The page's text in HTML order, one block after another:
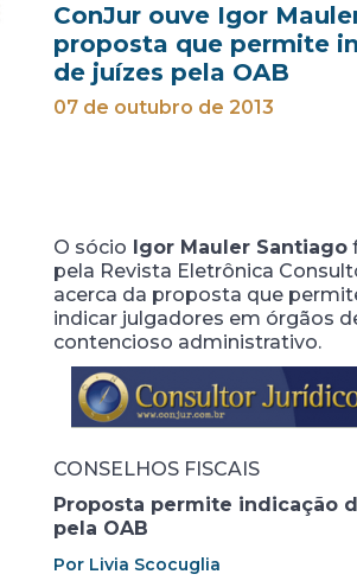
ConJur ouve Igor
proposta que permite
de juízes pela OAB
07 de outubro de 2013
O sócio Igor Mauler Santiago
pela Revista Eletrônica
acerca da proposta que
indicar julgadores em órgãos
contencioso administrativo.
CONSELHOS FISCAIS
Proposta permite indicação
pela OAB
Por Livia Scocuglia